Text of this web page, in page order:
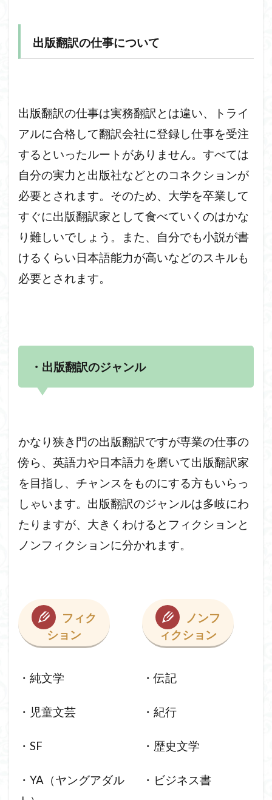
出版翻訳の仕事について
出版翻訳の仕事は実務翻訳とは違い、トライ
アルに合格して翻訳会社に登録し仕事を受注
するといったルートがありません。すべては
自分の実力と出版社などとのコネクションが
必要とされます。そのため、大学を卒業して
すぐに出版翻訳家として食べていくのはかな
り難しいでしょう。また、自分でも小説が書
けるくらい日本語能力が高いなどのスキルも
必要とされます。
・出版翻訳のジャンル
かなり狭き門の出版翻訳ですが専業の仕事の
傍ら、英語力や日本語力を磨いて出版翻訳家
を目指し、チャンスをものにする方もいらっ
しゃいます。出版翻訳のジャンルは多岐にわ
たりますが、大きくわけるとフィクションと
ノンフィクションに分かれます。
フィク
ション
・純文学
・児童文芸
・SF
・YA（ヤングアダル
ノンフ
ィクション
・伝記
・紀行
・歴史文学
・ビジネス書